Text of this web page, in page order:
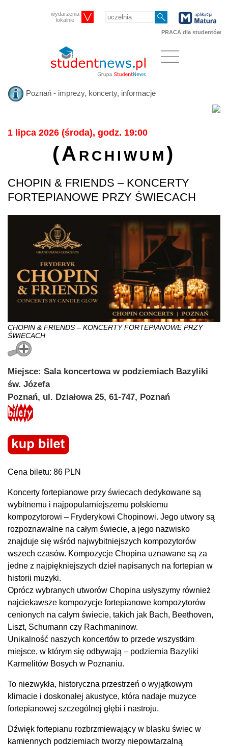
wydarzenia
lokalnie
PRACA dla studentów
Poznań - imprezy, koncerty, informacje
1 lipca 2026 (środa), godz. 19:00
(Archiwum)
CHOPIN & FRIENDS – KONCERTY
FORTEPIANOWE PRZY ŚWIECACH
CHOPIN & FRIENDS – KONCERTY FORTEPIANOWE PRZY
ŚWIECACH
Miejsce: Sala koncertowa w podziemiach Bazyliki
św. Józefa
Poznań, ul. Działowa 25, 61-747, Poznań
Cena biletu: 86 PLN
Koncerty fortepianowe przy świecach dedykowane są
wybitnemu i najpopularniejszemu polskiemu
kompozytorowi – Fryderykowi Chopinowi. Jego utwory są
rozpoznawalne na całym świecie, a jego nazwisko
znajduje się wśród najwybitniejszych kompozytorów
wszech czasów. Kompozycje Chopina uznawane są za
jedne z najpiękniejszych dzieł napisanych na fortepian w
historii muzyki.
Oprócz wybranych utworów Chopina usłyszymy również
najciekawsze kompozycje fortepianowe kompozytorów
cenionych na całym świecie, takich jak Bach, Beethoven,
Liszt, Schumann czy Rachmaninow.
Unikalność naszych koncertów to przede wszystkim
miejsce, w którym się odbywają – podziemia Bazyliki
Karmelitów Bosych w Poznaniu.
To niezwykła, historyczna przestrzeń o wyjątkowym
klimacie i doskonałej akustyce, która nadaje muzyce
fortepianowej szczególnej głębi i nastroju.
Dźwięk fortepianu rozbrzmiewający w blasku świec w
kamiennych podziemiach tworzy niepowtarzalną